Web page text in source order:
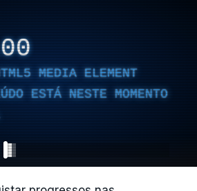
MEDIA ELEMENT
ESTÁ NESTE MOMENTO